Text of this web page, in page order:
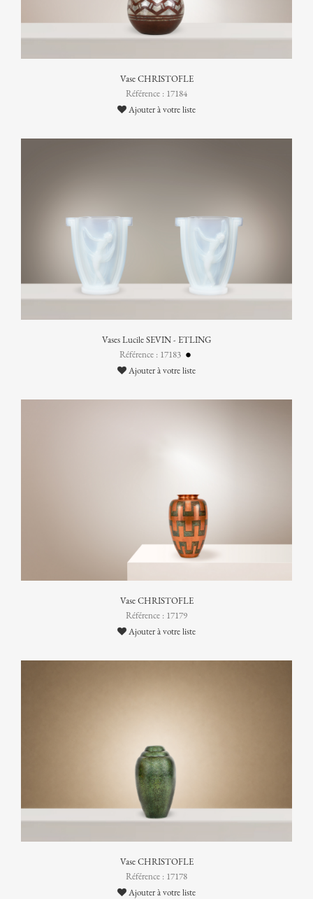
Vase CHRISTOFLE
Référence : 17184
Ajouter à votre liste
Vases Lucile SEVIN - ETLING
Référence : 17183
Ajouter à votre liste
Vase CHRISTOFLE
Référence : 17179
Ajouter à votre liste
Vase CHRISTOFLE
Référence : 17178
Ajouter à votre liste